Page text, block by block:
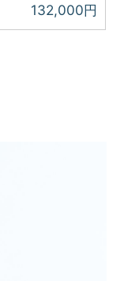
132,000円